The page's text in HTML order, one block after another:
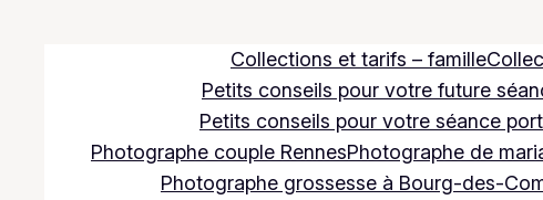
Collections et tarifs – famille
Petits conseils pour votre future
Petits conseils pour votre séance
Photographe couple RennesPhotographe de
Photographe grossesse à Bourg-des-